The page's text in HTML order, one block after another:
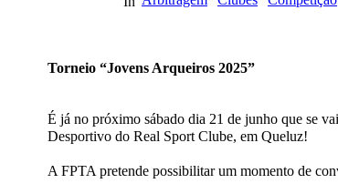
Torneio “Jovens Arqueiros 2025”
É já no próximo sábado dia 21 de junho que se
Desportivo do Real Sport Clube, em Queluz!
A FPTA pretende possibilitar um momento de